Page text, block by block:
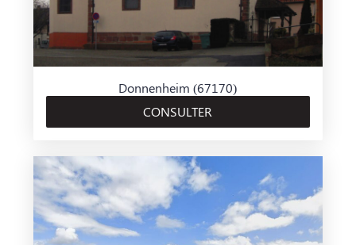
Donnenheim (67170)
CONSULTER